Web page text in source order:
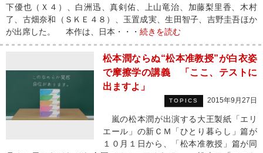
下優也（Ｘ４）、白洲迅、真剣佑、上山竜治、加藤梨里香、木村
了、古畑奈和（ＳＫＥ４８）、玉置成実、生田智子、吉野圭吾ほか
が出席した。 本作は、日本・・・ 続きを読む
松本潤ならぬ“松本准教授”が白衣姿
で摩擦学の講義 「ここ、テストに
出ますよ」
TOPICS 2015年9月27日
嵐の松本潤が出演する大王製紙「エリ
エール」の新ＣＭ「ひとり暮らし」篇が
１０月１日から、「松本准教授」篇が同